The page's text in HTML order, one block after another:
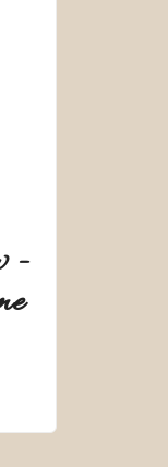
-